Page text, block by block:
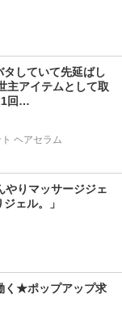
していて先延ばし
主アイテムとして取
1回…
ヘアセラム
やりマッサージジェ
ェル。」
く★ポップアップ求